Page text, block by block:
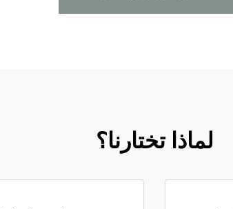
لماذا تختارنا؟